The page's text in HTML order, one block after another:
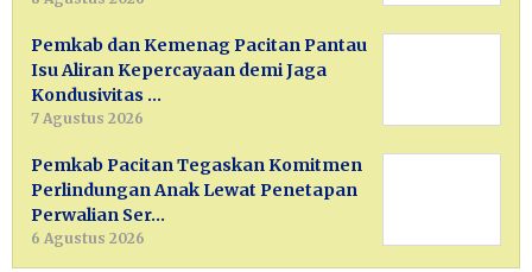
Pemkab dan Kemenag Pacitan Pantau
Isu Aliran Kepercayaan demi Jaga
Kondusivitas …
7 Agustus 2026
Pemkab Pacitan Tegaskan Komitmen
Perlindungan Anak Lewat Penetapan
Perwalian Ser…
6 Agustus 2026